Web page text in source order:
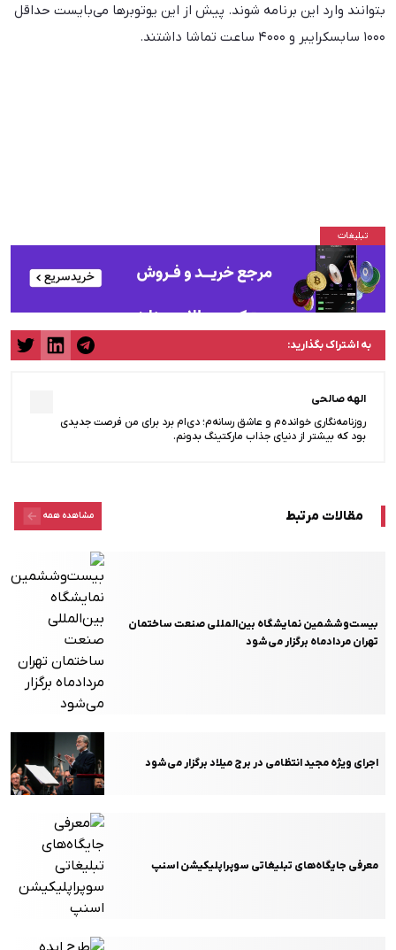
بتوانند وارد این برنامه شوند. پیش از این یوتوبرها می‌بایست حداقل
۱۰۰۰ سابسکرایبر و ۴۰۰۰ ساعت تماشا داشتند.
به اشتراک بگذارید:
الهه صالحی
روزنامه‌نگاری خوانده‌م و عاشق رسانه‌م؛ دی‌ام برد برای من فرصت جدیدی
بود که بیشتر از دنیای جذاب مارکتینگ بدونم.
مقالات مرتبط مشاهده همه
بیست‌وششمین نمایشگاه بین‌المللی صنعت ساختمان
تهران مردادماه برگزار می‌شود
اجرای ویژه مجید انتظامی در برج میلاد برگزار می‌شود
معرفی جایگاه‌های تبلیغاتی سوپراپلیکیشن اسنپ